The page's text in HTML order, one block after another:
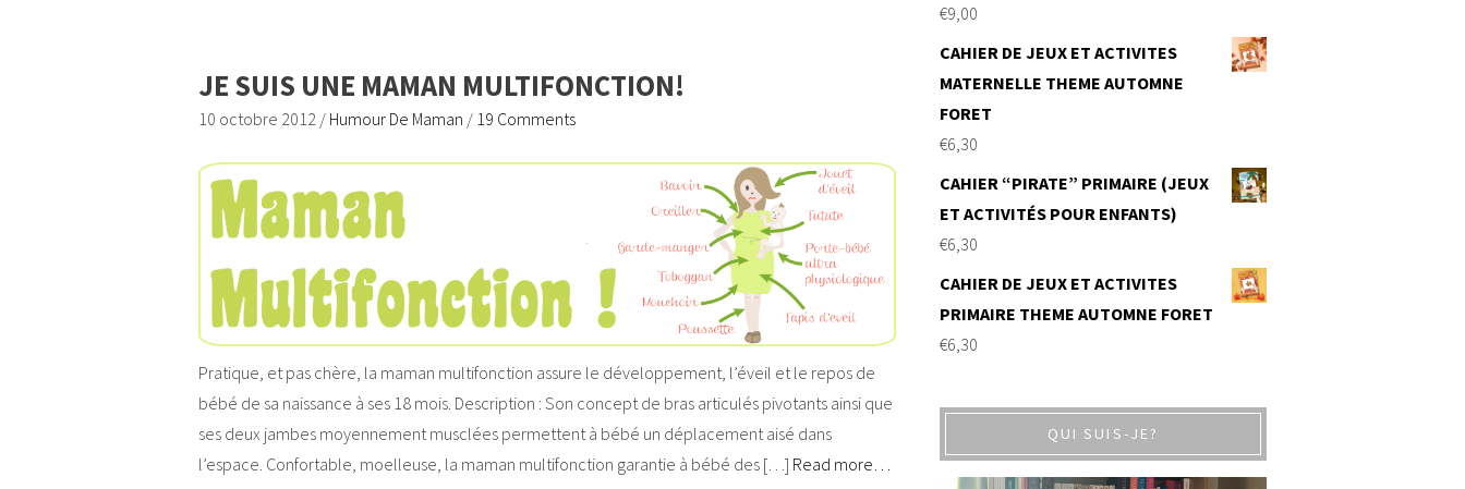
JE SUIS UNE MAMAN MULTIFONCTION!
10 octobre 2012 / Humour De Maman / 19 Comments
Pratique, et pas chère, la maman multifonction assure le développement, l’éveil et le repos de
bébé de sa naissance à ses 18 mois. Description : Son concept de bras articulés pivotants ainsi que
ses deux jambes moyennement musclées permettent à bébé un déplacement aisé dans
l’espace. Confortable, moelleuse, la maman multifonction garantie à bébé des […] Read more…
€9,00
CAHIER DE JEUX ET ACTIVITES
MATERNELLE THEME AUTOMNE
FORET
€6,30
CAHIER “PIRATE” PRIMAIRE (JEUX
ET ACTIVITÉS POUR ENFANTS)
€6,30
CAHIER DE JEUX ET ACTIVITES
PRIMAIRE THEME AUTOMNE FORET
€6,30
QUI SUIS-JE?